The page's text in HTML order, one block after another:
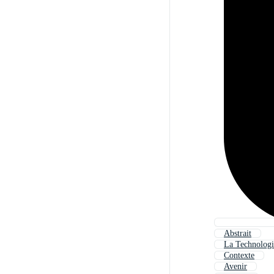
Abstrait
La
Contexte
Avenir